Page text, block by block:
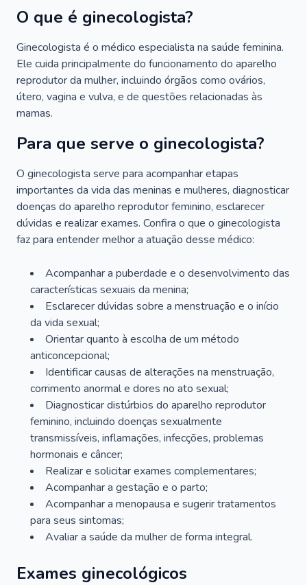
O que é ginecologista?
Ginecologista é o médico especialista na saúde feminina.
Ele cuida principalmente do funcionamento do aparelho
reprodutor da mulher, incluindo órgãos como ovários,
útero, vagina e vulva, e de questões relacionadas às
mamas.
Para que serve o ginecologista?
O ginecologista serve para acompanhar etapas
importantes da vida das meninas e mulheres, diagnosticar
doenças do aparelho reprodutor feminino, esclarecer
dúvidas e realizar exames. Confira o que o ginecologista
faz para entender melhor a atuação desse médico:
Acompanhar a puberdade e o desenvolvimento das
características sexuais da menina;
Esclarecer dúvidas sobre a menstruação e o início
da vida sexual;
Orientar quanto à escolha de um método
anticoncepcional;
Identificar causas de alterações na menstruação,
corrimento anormal e dores no ato sexual;
Diagnosticar distúrbios do aparelho reprodutor
feminino, incluindo doenças sexualmente
transmissíveis, inflamações, infecções, problemas
hormonais e câncer;
Realizar e solicitar exames complementares;
Acompanhar a gestação e o parto;
Acompanhar a menopausa e sugerir tratamentos
para seus sintomas;
Avaliar a saúde da mulher de forma integral.
Exames ginecológicos